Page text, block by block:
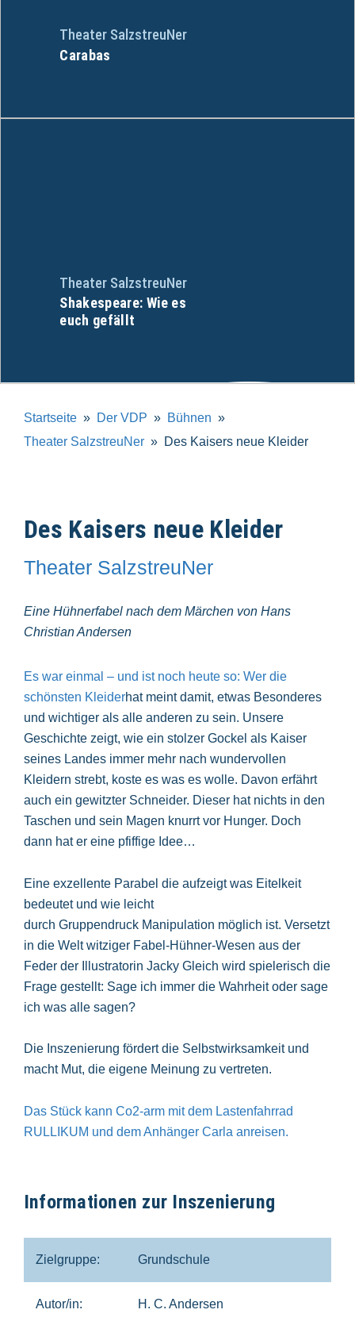
Theater SalzstreuNer
Carabas
Theater SalzstreuNer
Shakespeare: Wie es
euch gefällt
Startseite Der VDP
Bühnen
Theater SalzstreuNer
Des Kaisers neue Kleider
Des Kaisers neue Kleider
Theater SalzstreuNer
Eine Hühnerfabel nach dem Märchen von Hans
Christian Andersen
Es war einmal – und ist noch heute so: Wer die
schönsten Kleiderhat meint damit, etwas Besonderes
und wichtiger als alle anderen zu sein. Unsere
Geschichte zeigt, wie ein stolzer Gockel als Kaiser
seines Landes immer mehr nach wundervollen
Kleidern strebt, koste es was es wolle. Davon erfährt
auch ein gewitzter Schneider. Dieser hat nichts in den
Taschen und sein Magen knurrt vor Hunger. Doch
dann hat er eine pfiffige Idee…
Eine exzellente Parabel die aufzeigt was Eitelkeit
bedeutet und wie leicht
durch Gruppendruck Manipulation möglich ist. Versetzt
in die Welt witziger Fabel-Hühner-Wesen aus der
Feder der Illustratorin Jacky Gleich wird spielerisch die
Frage gestellt: Sage ich immer die Wahrheit oder sage
ich was alle sagen?
Die Inszenierung fördert die Selbstwirksamkeit und
macht Mut, die eigene Meinung zu vertreten.
Das Stück kann Co2-arm mit dem Lastenfahrrad
RULLIKUM und dem Anhänger Carla anreisen.
Informationen zur Inszenierung
Zielgruppe: Grundschule
Autor/in: H. C. Andersen